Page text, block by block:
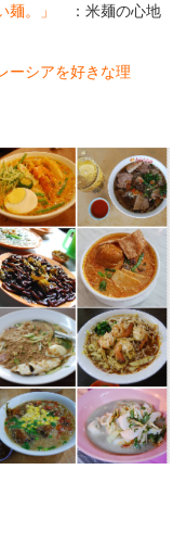
。 」
：米麺の心地
ーシアを好きな理